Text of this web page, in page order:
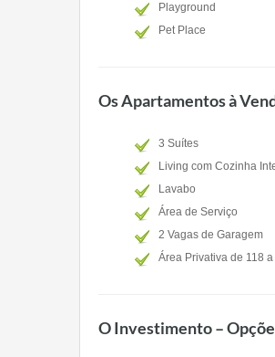
Playground
Pet Place
Os Apartamentos à
3 Suítes
Living com Cozinha
Lavabo
Área de Serviço
2 Vagas de Garagem
Área Privativa de 118 a
O Investimento –